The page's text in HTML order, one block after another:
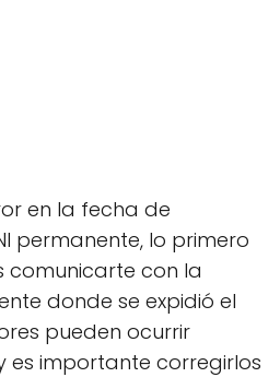
en la fecha de
permanente, lo primero
comunicarte con la
donde se expidió el
pueden ocurrir
es importante corregirlos